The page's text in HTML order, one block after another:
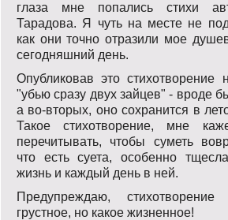
глаза мне попались стихи
Тарадова. Я чуть на месте не
как они точно отразили мое
сегодняшний день.
Опубликовав это стихотворение
"убью сразу двух зайцев" - вроде
а во-вторых, оно сохранится в
Такое стихотворение, мне
перечитывать, чтобы суметь
что есть суета, особенно
жизнь и каждый день в ней.
Предупреждаю, стихотворение
грустное, но какое жизненное!